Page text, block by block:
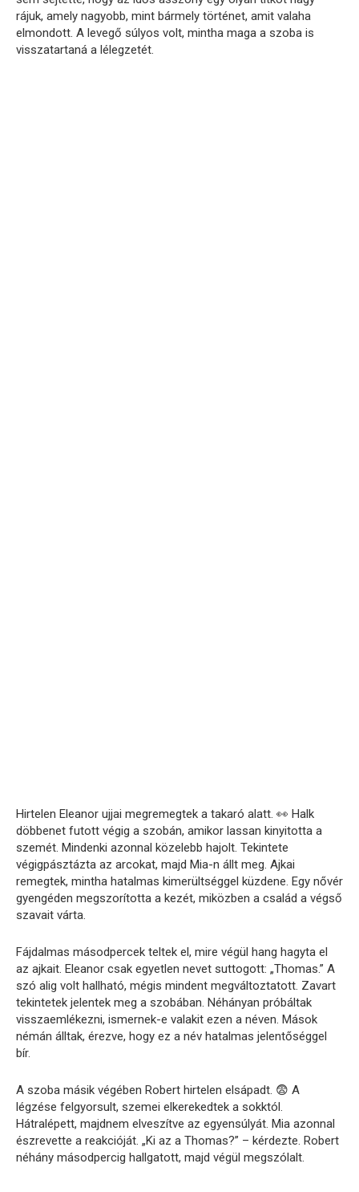
rájuk, amely nagyobb, mint bármely történet, amit valaha
elmondott. A levegő súlyos volt, mintha maga a szoba is
visszatartaná a lélegzetét.
Hirtelen Eleanor ujjai megremegtek a takaró alatt. 👀 Halk
döbbenet futott végig a szobán, amikor lassan kinyitotta a
szemét. Mindenki azonnal közelebb hajolt. Tekintete
végigpásztázta az arcokat, majd Mia-n állt meg. Ajkai
remegtek, mintha hatalmas kimerültséggel küzdene. Egy nővér
gyengéden megszorította a kezét, miközben a család a végső
szavait várta.
Fájdalmas másodpercek teltek el, mire végül hang hagyta el
az ajkait. Eleanor csak egyetlen nevet suttogott: „Thomas.” A
szó alig volt hallható, mégis mindent megváltoztatott. Zavart
tekintetek jelentek meg a szobában. Néhányan próbáltak
visszaemlékezni, ismernek-e valakit ezen a néven. Mások
némán álltak, érezve, hogy ez a név hatalmas jelentőséggel
bír.
A szoba másik végében Robert hirtelen elsápadt. 😨 A
légzése felgyorsult, szemei elkerekedtek a sokktól.
Hátralépett, majdnem elveszítve az egyensúlyát. Mia azonnal
észrevette a reakcióját. „Ki az a Thomas?” – kérdezte. Robert
néhány másodpercig hallgatott, majd végül megszólalt.